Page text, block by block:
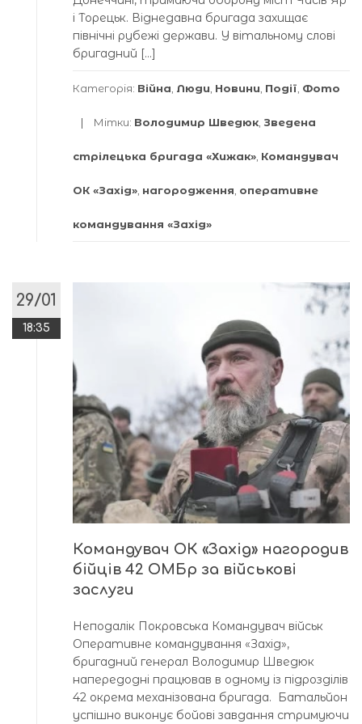
і Торецьк. Віднедавна бригада захищає
північні рубежі держави. У вітальному слові
бригадний […]
Категорія: Війна Люди Новини Події Фото
Мітки: Володимир Шведюк Зведена
стрілецька бригада «Хижак» Командувач
ОК «Захід» нагородження оперативне
командування «Захід»
29/01
18:35
Командувач ОК «Захід» нагородив
бійців 42 ОМБр за військові
заслуги
Неподалік Покровська Командувач військ
Оперативне командування «Захід»,
бригадний генерал Володимир Шведюк
напередодні працював в одному із підрозділів
42 окрема механізована бригада. Батальйон
успішно виконує бойові завдання стримуючи